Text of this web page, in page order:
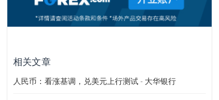
相关文章
人民币：看涨基调，兑美元上行测试 - 大华银行